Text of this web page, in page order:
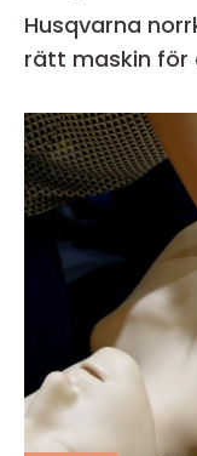
Husqvarna norrköping
rätt maskin för